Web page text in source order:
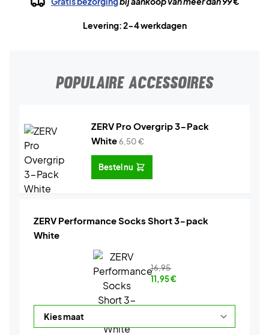
Levering: 2-4 werkdagen
POPULAIRE ACCESSOIRES
ZERV Pro Overgrip 3-Pack
White6,50€
Bestel nu
ZERV Performance Socks Short 3-pack
White
16,95
11,95€